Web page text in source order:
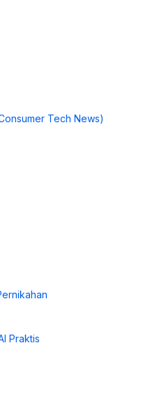
Tech News)
Praktis